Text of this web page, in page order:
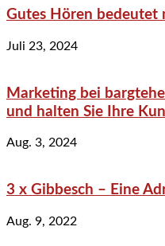
Gutes Hören bedeutet
Juli 23, 2024
Marketing bei
und halten Sie Ihre
Aug. 3, 2024
3 x Gibbesch – Eine
Aug. 9, 2022